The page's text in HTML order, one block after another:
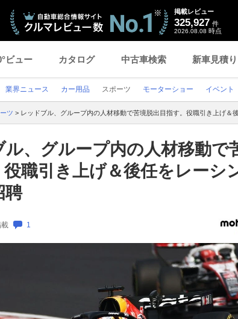
掲載レビュー
325,927 件
2026.08.08 時点
ビュー カタログ 中古車検索 新車見積り
業界ニュース カー用品 スポーツ モーターショー イベント
ツ > レッドブル、グループ内の人材移動で苦境脱出目指す。役職引き上げ＆
ル、グループ内の人材移動で
役職引き上げ＆後任をレーシ
聘
1